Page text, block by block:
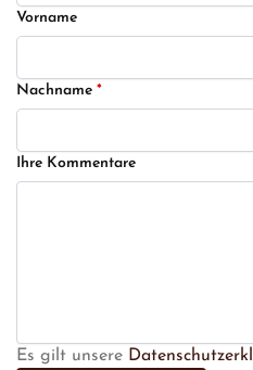
Vorname
Nachname *
Page URI *erforderlich
Ihre Kommentare
Es gilt unsere